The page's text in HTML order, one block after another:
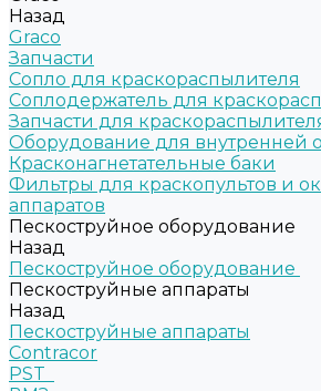
Назад
Graco
Запчасти
Сопло для краскораспылителя
Соплодержатель для
Запчасти для
Оборудование для внутренней
Красконагнетательные баки
Фильтры для краскопультов и
аппаратов
Пескоструйное оборудование
Назад
Пескоструйное оборудование
Пескоструйные аппараты
Назад
Пескоструйные аппараты
Contracor
PST